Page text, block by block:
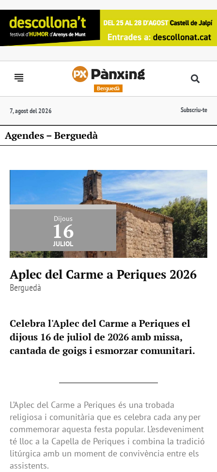
Berguedà
7, agost del 2026 Subscriu-te
Agendes – Berguedà
Dijous
16
juliol
Aplec del Carme a Periques 2026
Berguedà
Celebra l'Aplec del Carme a Periques el
dijous 16 de juliol de 2026 amb missa,
cantada de goigs i esmorzar comunitari.
L’Aplec del Carme a Periques és una trobada
religiosa i comunitària que es celebra cada any per
commemorar aquesta festa popular. L’esdeveniment
té lloc a la Capella de Periques i combina la tradició
litúrgica amb un moment de convivència entre els
assistents.